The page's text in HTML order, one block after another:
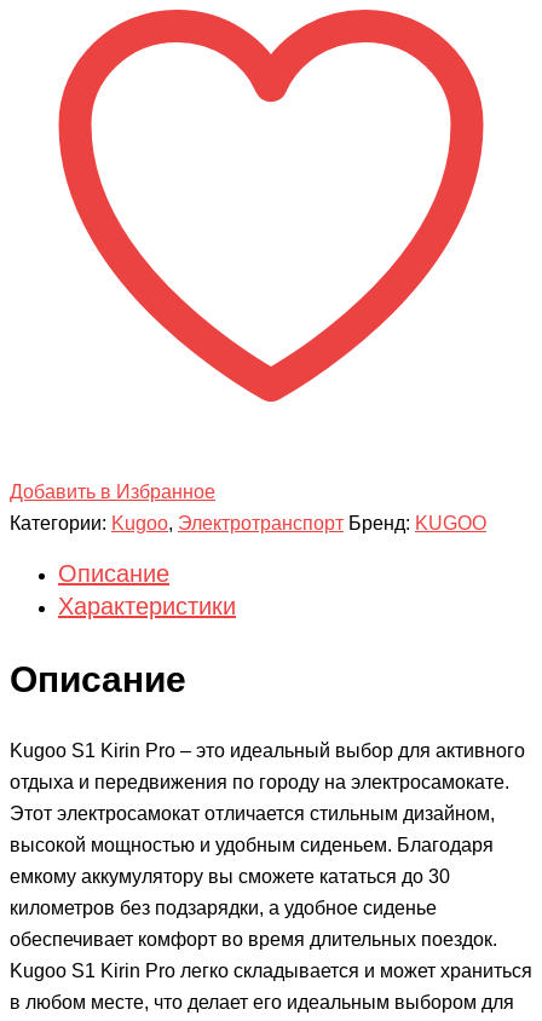
Добавить в Избранное
Категории: Kugoo, Электротранспорт Бренд: KUGOO
Описание
Характеристики
Описание
Kugoo S1 Kirin Pro – это идеальный выбор для активного
отдыха и передвижения по городу на электросамокате.
Этот электросамокат отличается стильным дизайном,
высокой мощностью и удобным сиденьем. Благодаря
емкому аккумулятору вы сможете кататься до 30
километров без подзарядки, а удобное сиденье
обеспечивает комфорт во время длительных поездок.
Kugoo S1 Kirin Pro легко складывается и может храниться
в любом месте, что делает его идеальным выбором для